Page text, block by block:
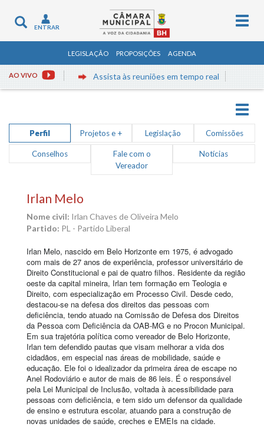
Toggle
navigation
ENTRAR
LEGISLAÇÃO PROPOSIÇÕES AGENDA
AO VIVO Assista às reuniões em tempo real
Perfil Projetos e + Legislação Comissões
Conselhos
Fale com o
Vereador
Notícias
Irlan Melo
Nome civil: Irlan Chaves de Oliveira Melo
Partido: PL - Partido Liberal
Irlan Melo, nascido em Belo Horizonte em 1975, é advogado
com mais de 27 anos de experiência, professor universitário de
Direito Constitucional e pai de quatro filhos. Residente da região
oeste da capital mineira, Irlan tem formação em Teologia e
Direito, com especialização em Processo Civil. Desde cedo,
destacou-se na defesa dos direitos das pessoas com
deficiência, tendo atuado na Comissão de Defesa dos Direitos
da Pessoa com Deficiência da OAB-MG e no Procon Municipal.
Em sua trajetória política como vereador de Belo Horizonte,
Irlan tem defendido pautas que visam melhorar a vida dos
cidadãos, em especial nas áreas de mobilidade, saúde e
educação. Ele foi o idealizador da primeira área de escape no
Anel Rodoviário e autor de mais de 86 leis. É o responsável
pela Lei Municipal de Inclusão, voltada à acessibilidade para
pessoas com deficiência, e tem sido um defensor da qualidade
de ensino e estrutura escolar, atuando para a construção de
novas unidades de saúde, creches e EMEIs na cidade.